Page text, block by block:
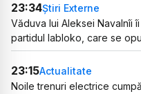
23:34Știri Externe
Văduva lui Aleksei Navalnîi
partidul Iabloko, care se
23:15Actualitate
Noile trenuri electrice